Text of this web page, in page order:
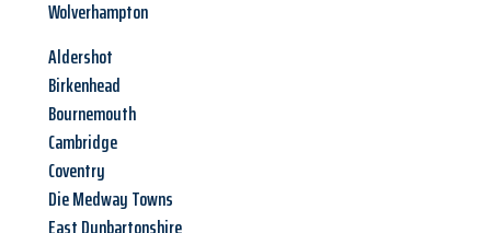
Wolverhampton
Aldershot
Birkenhead
Bournemouth
Cambridge
Coventry
Die Medway Towns